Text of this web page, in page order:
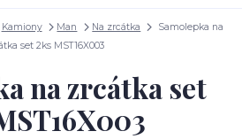
Kamiony Man Na zrcátka
Samolepka na
set 2ks MST16X003
na zrcátka set